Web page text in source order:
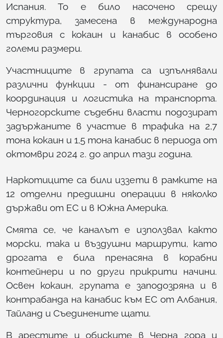
Испания. То е било насочено срещу
структура, замесена в международна
търговия с кокаин и канабис в особено
големи размери.
Участниците в групата са изпълнявали
различни функции - от финансиране до
координация и логистика на транспорта.
Черногорските съдебни власти подозират
задържаните в участие в трафика на 2,7
тона кокаин и 1,5 тона канабис в периода от
октомври 2024 г. до април тази година.
Наркотиците са били иззети в рамките на
12 отделни предишни операции в няколко
държави от ЕС и в Южна Америка.
Смята се, че каналът е използвал както
морски, така и въздушни маршрути, като
дрогата е била пренасяна в корабни
контейнери и по други прикрити начини.
Освен кокаин, групата е заподозряна и в
контрабанда на канабис към ЕС от Албания,
Тайланд и Съединените щати.
В арестите и обиските в Черна гора и